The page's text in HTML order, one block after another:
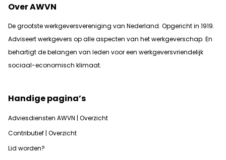
Over AWVN
De grootste werkgeversvereniging van Nederland. Opgericht in 1919.
Adviseert werkgevers op alle aspecten van het werkgeverschap. En
behartigt de belangen van leden voor een werkgeversvriendelijk
sociaal-economisch klimaat.
Handige pagina’s
Adviesdiensten AWVN | Overzicht
Contributief | Overzicht
Lid worden?